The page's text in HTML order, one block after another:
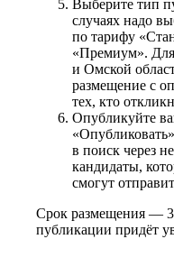
Выберите тип
случаях надо
по тарифу
«Премиум». Для
и Омской
размещение с
тех, кто
Опубликуйте
в поиск через
кандидаты,
смогут
Срок размещения —
публикации придёт